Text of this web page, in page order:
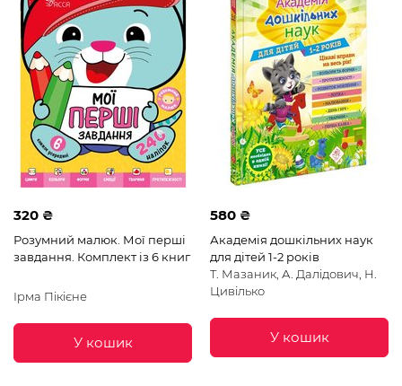
320 ₴
Розумний малюк. Мої перші
завдання. Комплект із 6 книг
Ірма Пікієне
У кошик
580 ₴
Академія дошкільних наук
для дітей 1-2 років
Т. Мазаник, А. Далідович, Н.
Цивілько
У кошик